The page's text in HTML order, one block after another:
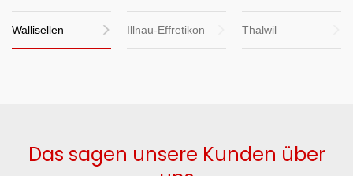
Wallisellen Illnau-Effretikon Thalwil
Das sagen unsere Kunden über